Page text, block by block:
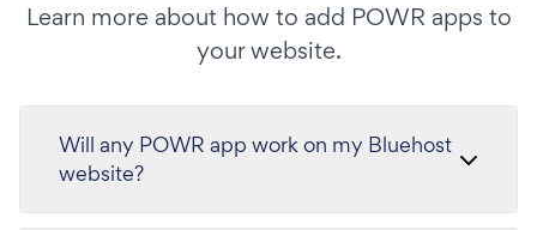
Learn more about how to add POWR apps to
your website.
Will any POWR app work on my Bluehost
website?